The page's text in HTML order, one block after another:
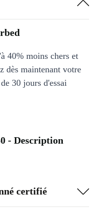
40% moins chers et
dès maintenant votre
30 jours d'essai
- Description
certifié